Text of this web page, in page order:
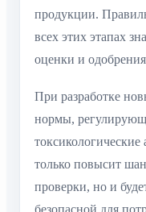
продукции.
всех этих этапах
оценки и
При разработке
нормы,
только повысит
проверки, но и